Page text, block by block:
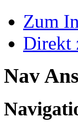
Zum
Direkt
Nav